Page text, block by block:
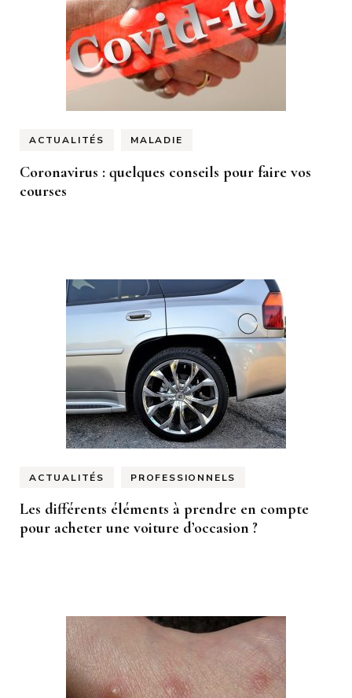
ACTUALITÉS MALADIE
Coronavirus : quelques conseils pour faire vos
courses
ACTUALITÉS PROFESSIONNELS
Les différents éléments à prendre en compte
pour acheter une voiture d’occasion ?